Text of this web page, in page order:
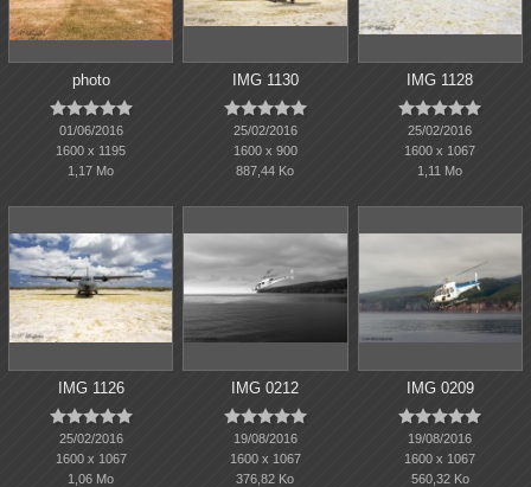
photo

01/06/2016
1600 x 1195
1,17 Mo
IMG 1130

25/02/2016
1600 x 900
887,44 Ko
IMG 1128

25/02/2016
1600 x 1067
1,11 Mo
IMG 1126

25/02/2016
1600 x 1067
1,06 Mo
IMG 0212

19/08/2016
1600 x 1067
376,82 Ko
IMG 0209

19/08/2016
1600 x 1067
560,32 Ko